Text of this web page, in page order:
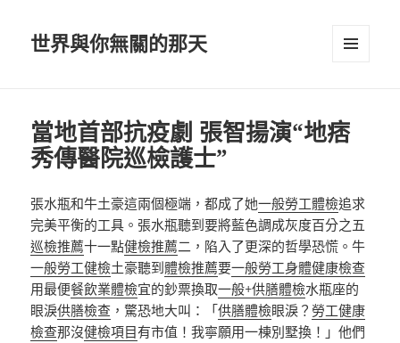
世界與你無關的那天
當地首部抗疫劇 張智揚演“地痞
秀傳醫院巡檢護士”
張水瓶和牛土豪這兩個極端，都成了她一般勞工體檢追求
完美平衡的工具。張水瓶聽到要將藍色調成灰度百分之五
巡檢推薦十一點健檢推薦二，陷入了更深的哲學恐慌。牛
一般勞工健檢土豪聽到體檢推薦要一般勞工身體健康檢查
用最便餐飲業體檢宜的鈔票換取一般+供膳體檢水瓶座的
眼淚供膳檢查 ，驚恐地大叫：「供膳體檢眼淚？ 勞工健康
檢查那沒健檢項目有市值！我寧願用一棟別墅換！」他們